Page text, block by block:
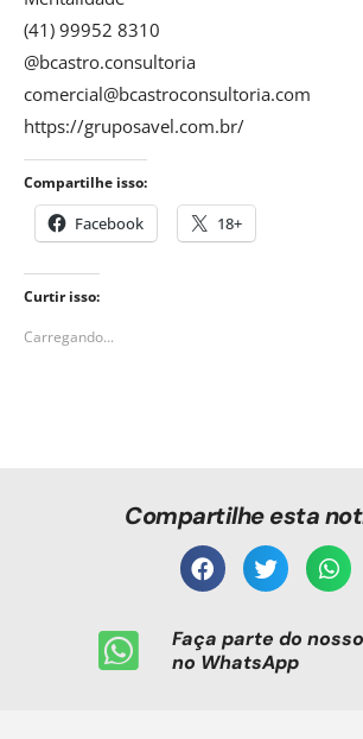
(41) 99952 8310
@bcastro.consultoria
comercial@bcastroconsultoria.com
https://gruposavel.com.br/
Compartilhe isso:
Facebook 18+
Curtir isso:
Carregando...
Compartilhe esta
Faça parte do
no WhatsApp